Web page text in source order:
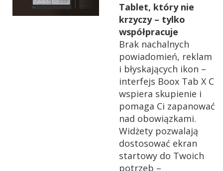
Tablet, który nie
krzyczy – tylko
współpracuje
Brak nachalnych
powiadomień, reklam
i błyskających ikon –
interfejs Boox Tab X C
wspiera skupienie i
pomaga Ci zapanować
nad obowiązkami.
Widżety pozwalają
dostosować ekran
startowy do Twoich
potrzeb –